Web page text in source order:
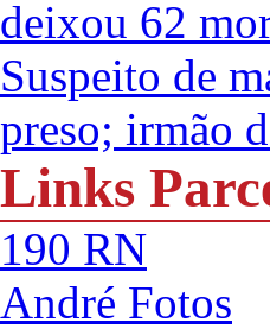
deixou 62
Suspeito de
preso; irmão
Links
190 RN
André Fotos